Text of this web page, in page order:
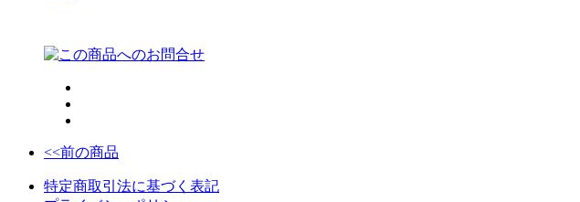
<<前の商品
特定商取引法に基づく表記